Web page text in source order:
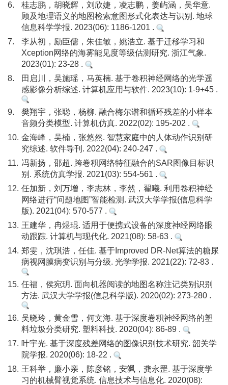
6.
桂志鹏，胡晓辉，刘欣婕，凌志鹏，姜屿涵，吴华意.
顾及地理语义的地图检索意图形式化表达与识别. 地球
信息科学学报. 2023(06): 1186-1201 .
7.
李从初，励臣儒，朱佳敏，姚浩立. 基于迁移学习和
Xception网络的海雾能见度等级估测研究. 浙江气象.
2023(01): 23-28 .
8.
田启川，吴施瑶，马英楠. 基于卷积神经网络的光学遥
感影像分析综述. 计算机应用与软件. 2023(10): 1-9+45 .
9.
樊翔宇，张聪，杨柳. 融合梅尔谱和循环残差的小样本
音频分类模型. 计算机仿真. 2022(02): 195-202 .
10. 金海峰，吴楠，张悠然. 智慧家庭中的人体动作识别研
究综述. 软件导刊. 2022(04): 240-247 .
11. 冯新扬，邵超. 跨卷积网络特征融合的SAR图像目标识
别. 系统仿真学报. 2021(03): 554-561 .
12. 任加新，刘万增，李志林，李然，翟曦. 利用卷积神经
网络进行“问题地图”智能检测. 武汉大学学报(信息科学
版). 2021(04): 570-577 .
13. 王建华，冉煜琨. 适用于便携式设备的深度神经网络眼
动跟踪. 计算机与现代化. 2021(08): 58-63 .
14. 郑雯，沈琪浩，任佳. 基于Improved DR-Net算法的糖尿
病视网膜病变识别与分级. 光学学报. 2021(22): 72-83 .
15. 任福，侯宛玥. 面向机器阅读的地图名称注记类别识别
方法. 武汉大学学报(信息科学版). 2020(02): 273-280 .
16. 吴晓玲，黄金雪，何文海. 基于深度卷积神经网络的塑
料垃圾分类研究. 塑料科技. 2020(04): 86-89 .
17. 叶宇光. 基于深度残差网络的图像识别技术研究. 韶关学
院学报. 2020(06): 18-22 .
18. 王科举，廉小亲，陈彦铭，安飒，龚永罡. 基于深度学
习的机械臂视觉系统. 信息技术与信息化. 2020(08):